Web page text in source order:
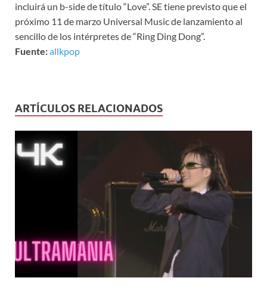
incluirá un b-side de título “Love”. SE tiene previsto que el
próximo 11 de marzo Universal Music de lanzamiento al
sencillo de los intérpretes de “Ring Ding Dong”.
Fuente:allkpop
ARTÍCULOS RELACIONADOS